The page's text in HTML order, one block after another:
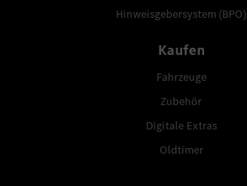
Hinweisgebersystem (BPO)
Kaufen
Fahrzeuge
Zubehör
Digitale Extras
Oldtimer